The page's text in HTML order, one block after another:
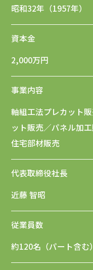
昭和32年（1957年）
資本金
2,000万円
事業内容
軸組工法プレカット
ット販売／パネル加
住宅部材販売
代表取締役社長
近藤 智昭
従業員数
約120名（パート含む）